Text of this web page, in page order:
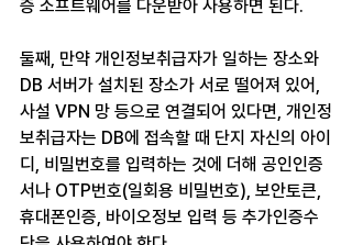
증 소프트웨어를 다운받아 사용하면 된다.
둘째, 만약 개인정보취급자가 일하는 장소와
DB 서버가 설치된 장소가 서로 떨어져 있어,
사설 VPN 망 등으로 연결되어 있다면, 개인정
보취급자는 DB에 접속할 때 단지 자신의 아이
디, 비밀번호를 입력하는 것에 더해 공인인증
서나 OTP번호(일회용 비밀번호), 보안토큰,
휴대폰인증, 바이오정보 입력 등 추가인증수